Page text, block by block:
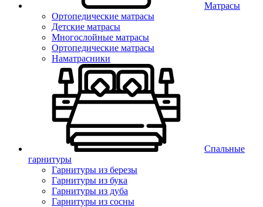
Матрасы
Ортопедические матрасы
Детские матрасы
Многослойные матрасы
Ортопедические матрасы
Наматрасники
Спальные
гарнитуры
Гарнитуры из березы
Гарнитуры из бука
Гарнитуры из дуба
Гарнитуры из сосны